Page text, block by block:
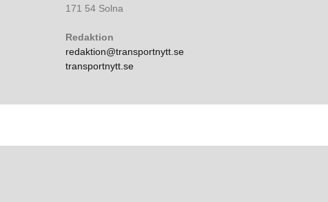
171 54 Solna
Redaktion
redaktion@transportnytt.se
transportnytt.se